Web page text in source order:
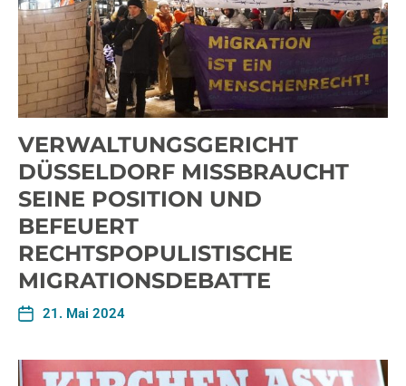
VERWALTUNGSGERICHT
DÜSSELDORF MISSBRAUCHT
SEINE POSITION UND
BEFEUERT
RECHTSPOPULISTISCHE
MIGRATIONSDEBATTE
21. Mai 2024